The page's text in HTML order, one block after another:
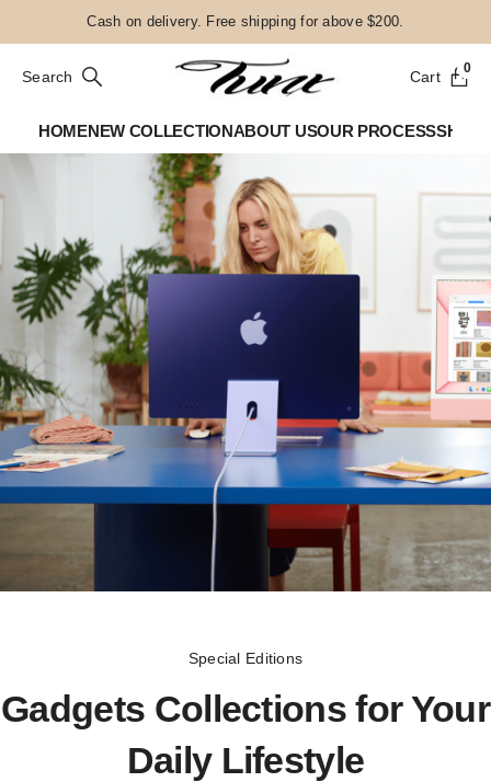
Cash on delivery. Free shipping for above $200.
Cart 0
Search
HOMENEW COLLECTIONABOUT USOUR PROCESSSHOP
Special Editions
Gadgets Collections for Your
Daily Lifestyle